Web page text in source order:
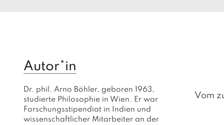
Vom
Autor*in
Dr. phil. Arno Böhler, geboren 1963,
studierte Philosophie in Wien. Er war
Forschungsstipendiat in Indien und
wissenschaftlicher Mitarbeiter an der